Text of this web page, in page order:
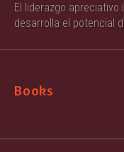
El liderazgo
desarrolla el potencial
Books